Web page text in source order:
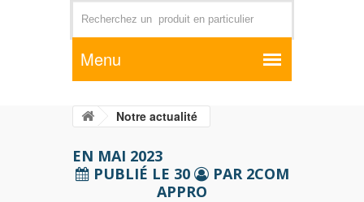
Par exemple +distributeur +CD01
Notre actualité
EN MAI 2023
PUBLIÉ LE 30
PAR 2COM
APPRO